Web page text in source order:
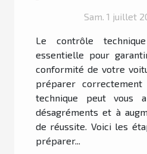
Sam. 1 juillet
Le contrôle
essentielle pour
conformité de votre
préparer
technique peut vous
désagréments et à
de réussite. Voici les
préparer...